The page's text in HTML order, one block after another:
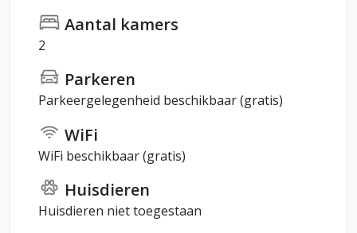
Aantal kamers
2
Parkeren
Parkeergelegenheid beschikbaar (gratis)
WiFi
WiFi beschikbaar (gratis)
Huisdieren
Huisdieren niet toegestaan